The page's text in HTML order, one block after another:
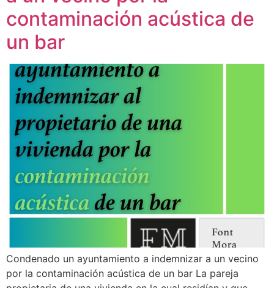
contaminación acústica de
un bar
Condenado un ayuntamiento a indemnizar a un vecino
por la contaminación acústica de un bar La pareja